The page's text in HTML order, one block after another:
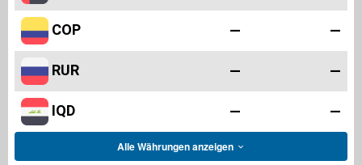
COP — —
RUR — —
IQD — —
Alle Währungen anzeigen